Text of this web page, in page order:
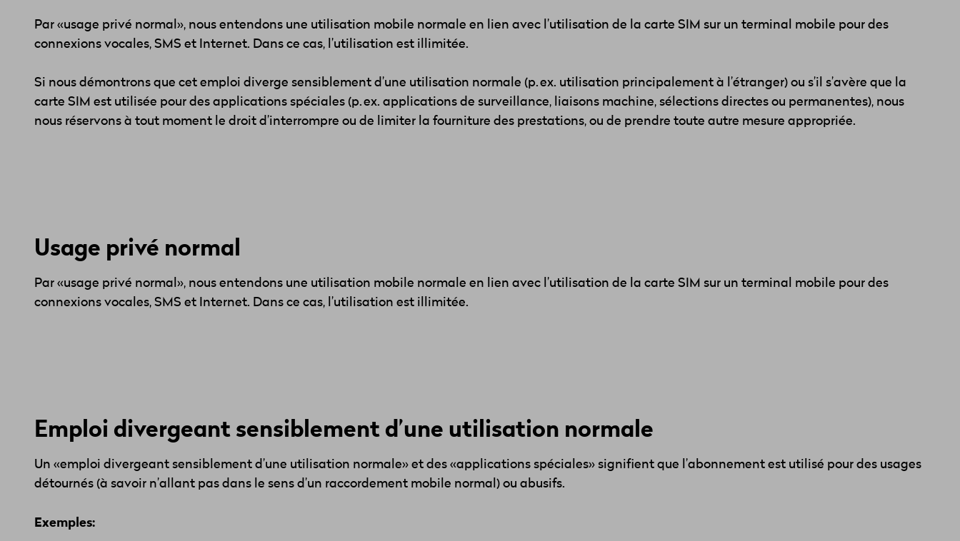
Par «usage privé normal», nous entendons une utilisation mobile normale en lien avec l’utilisation de la carte SIM sur un terminal mobile pour des
connexions vocales, SMS et Internet. Dans ce cas, l’utilisation est illimitée.
Si nous démontrons que cet emploi diverge sensiblement d’une utilisation normale (p. ex. utilisation principalement à l’étranger) ou s’il s’avère que la
carte SIM est utilisée pour des applications spéciales (p. ex. applications de surveillance, liaisons machine, sélections directes ou permanentes), nous
nous réservons à tout moment le droit d’interrompre ou de limiter la fourniture des prestations, ou de prendre toute autre mesure appropriée.
Usage privé normal
Par «usage privé normal», nous entendons une utilisation mobile normale en lien avec l’utilisation de la carte SIM sur un terminal mobile pour des
connexions vocales, SMS et Internet. Dans ce cas, l’utilisation est illimitée.
Emploi divergeant sensiblement d’une utilisation normale
Un «emploi divergeant sensiblement d’une utilisation normale» et des «applications spéciales» signifient que l’abonnement est utilisé pour des usages
détournés (à savoir n’allant pas dans le sens d’un raccordement mobile normal) ou abusifs.
Exemples: